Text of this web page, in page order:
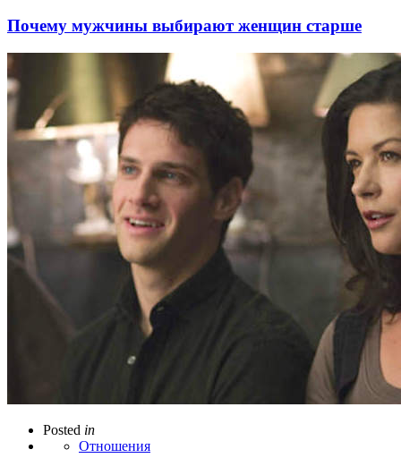
Почему мужчины выбирают женщин старше
Posted in
Отношения